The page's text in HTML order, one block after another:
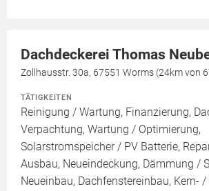
Dachdeckerei Thomas
Zollhausstr. 30a, 67551 Worms (24km von
TÄTIGKEITEN
Reinigung / Wartung, Finanzierung,
Verpachtung, Wartung / Optimierung,
Solarstromspeicher / PV Batterie,
Ausbau, Neueindeckung, Dämmung /
Neueinbau, Dachfenstereinbau, Kern- /